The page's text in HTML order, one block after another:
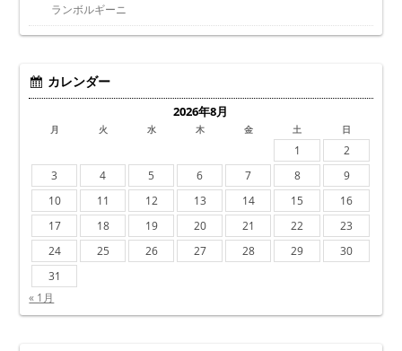
ランボルギーニ
カレンダー
2026年8月
月 火 水 木 金 土 日
1
2
3
4 5 6 7 8
9
10
11 12 13 14 15
16
17
18 19 20 21 22
23
24
25 26 27 28 29
30
31
« 1月